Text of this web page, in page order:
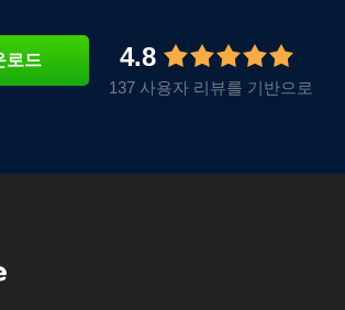
로드 4.8
137 사용자 리뷰를 기반으로